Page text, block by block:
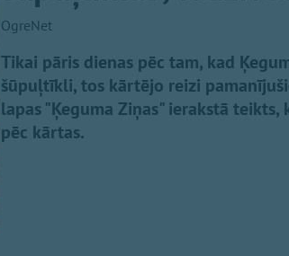
OgreNet
Tikai pāris dienas pēc tam, kad
šūpuļtīkli, tos kārtējo reizi
lapas "Ķeguma Ziņas" ierakstā
pēc kārtas.